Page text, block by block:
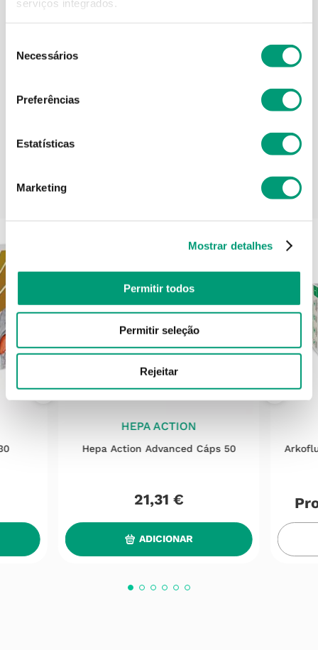
serviços integrados.
Necessários
Preferências
Estatísticas
Marketing
Mostrar detalhes
Permitir todos
Permitir seleção
Rejeitar
Informações técnicas
PODERÁ TAMBÉM GOSTAR
HEPA ACTION
Hepa Action Advanced Cáps 50
21,31 €
ADICIONAR